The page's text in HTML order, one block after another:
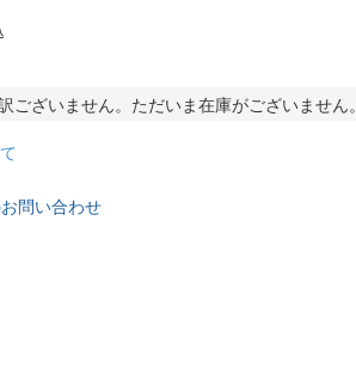
ございません。ただいま在庫がございません。
問い合わせ